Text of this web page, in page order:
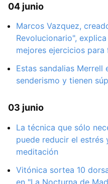
04 junio
Marcos Vazquez,
Revolucionario",
mejores ejercicios
Estas sandalias Merrell
senderismo y tienen
03 junio
La técnica que sólo
puede reducir el estrés
meditación
Vitónica sortea 10
en "La Nocturna de